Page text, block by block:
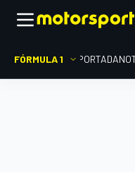
FÓRMULA 1 PORTADA